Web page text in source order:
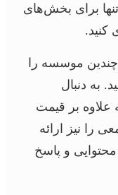
برای بخش‌های
کنید.
چندین موسسه را
به دنبال
بر قیمت
را نیز ارائه
و پاسخ